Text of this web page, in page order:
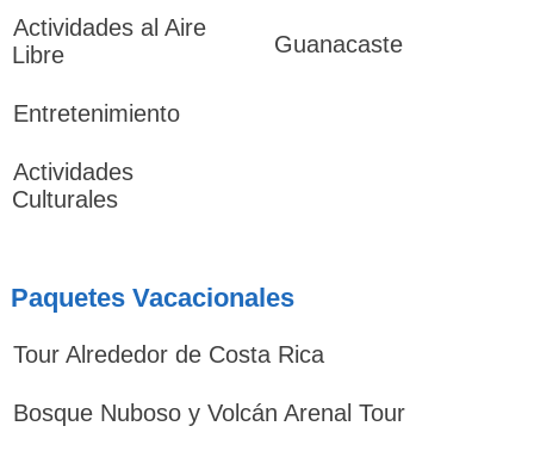
Actividades al Aire
Libre
Entretenimiento
Actividades
Culturales
Guanacaste
Paquetes Vacacionales
Tour Alrededor de Costa Rica
Bosque Nuboso y Volcán Arenal Tour